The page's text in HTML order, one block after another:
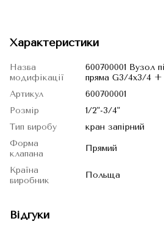
Характеристики
Назва
модифікації
600700001 Вузол
пряма G3/4x3/4 +
Артикул
600700001
Розмір
1/2"-3/4"
Тип виробу
кран запірний
Форма
клапана
Прямий
Країна
виробник
Польща
Відгуки